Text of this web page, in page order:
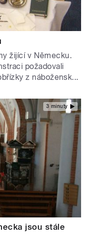
žijící v Německu.
požadovali
z nábožensk...
3 minuty
jsou stále